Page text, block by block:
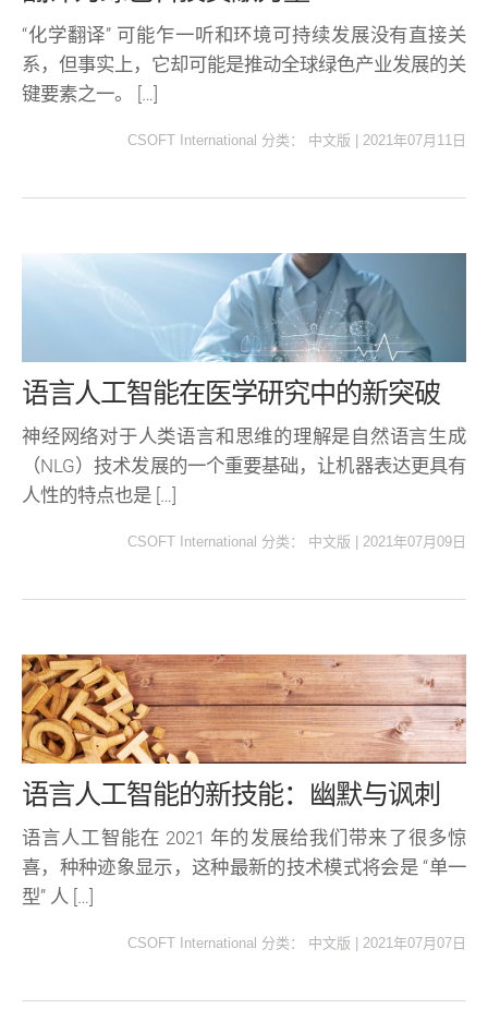
“化学翻译” 可能乍一听和环境可持续发展没有直接关
系，但事实上，它却可能是推动全球绿色产业发展的关
键要素之一。 […]
CSOFT International 分类： 中文版 2021年07月11日
语言人工智能在医学研究中的新突破
神经网络对于人类语言和思维的理解是自然语言生成
（NLG）技术发展的一个重要基础，让机器表达更具有
人性的特点也是 […]
CSOFT International 分类： 中文版 2021年07月09日
语言人工智能的新技能：幽默与讽刺
语言人工智能在 2021 年的发展给我们带来了很多惊
喜，种种迹象显示，这种最新的技术模式将会是 “单一
型” 人 […]
CSOFT International 分类： 中文版 2021年07月07日